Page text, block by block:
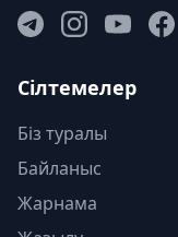
Сілтемелер
Біз туралы
Байланыс
Жарнама